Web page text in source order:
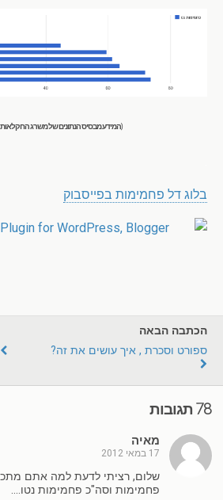
(המידע מבסיס הנתונים של משרג החקלאות
בלוג דל פחמימות בפייסבוק
הכתבה הבאה
ספורט וסכרת , איך עושים את זה?
78 תגובות
מאיה
17 במאי 2012
שלום, רציתי לדעת למה אתם
פחמימות וסה"כ פחמימות נטו….